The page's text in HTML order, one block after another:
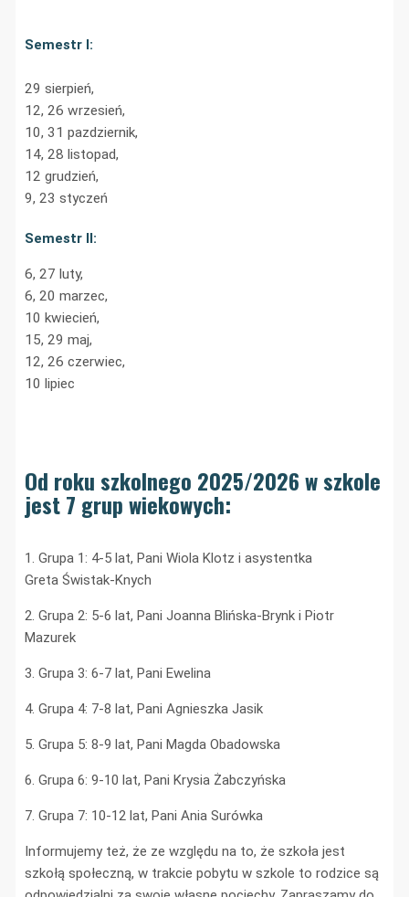
Semestr I:
29 sierpień,
12, 26 wrzesień,
10, 31 pazdziernik,
14, 28 listopad,
12 grudzień,
9, 23 styczeń
Semestr II:
6, 27 luty,
6, 20 marzec,
10 kwiecień,
15, 29 maj,
12, 26 czerwiec,
10 lipiec
Od roku szkolnego 2025/2026 w szkole
jest 7 grup wiekowych:
1. Grupa 1: 4-5 lat, Pani Wiola Klotz i asystentka
Greta Świstak-Knych
2. Grupa 2: 5-6 lat, Pani Joanna Blińska-Brynk i Piotr
Mazurek
3. Grupa 3: 6-7 lat, Pani Ewelina
4. Grupa 4: 7-8 lat, Pani Agnieszka Jasik
5. Grupa 5: 8-9 lat, Pani Magda Obadowska
6. Grupa 6: 9-10 lat, Pani Krysia Żabczyńska
7. Grupa 7: 10-12 lat, Pani Ania Surówka
Informujemy też, że ze względu na to, że szkoła jest
szkołą społeczną, w trakcie pobytu w szkole to rodzice są